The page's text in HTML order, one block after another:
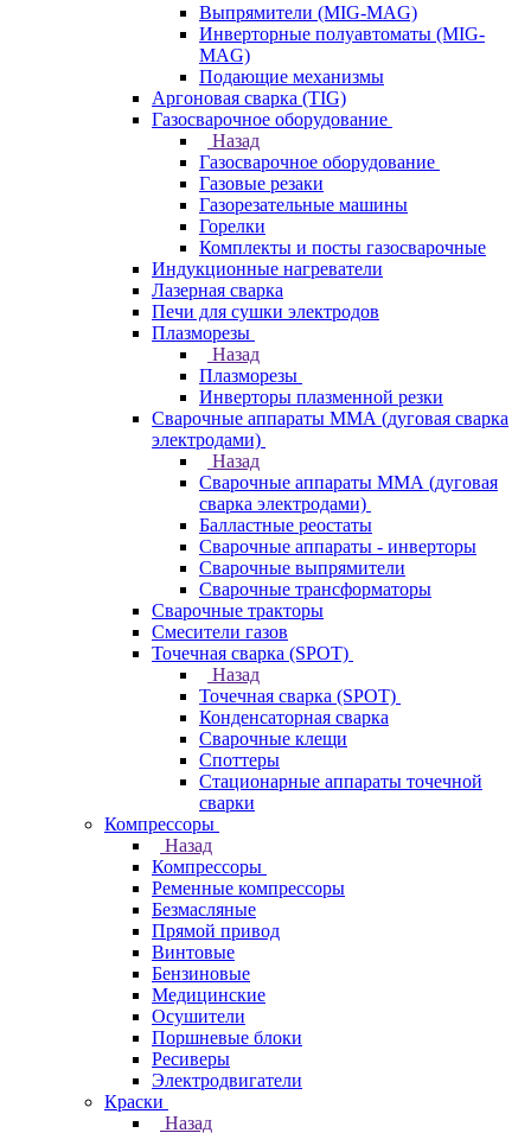
Выпрямители (MIG-MAG)
Инверторные полуавтоматы (MIG-
MAG)
Подающие механизмы
Аргоновая сварка (TIG)
Газосварочное оборудование
Назад
Газосварочное оборудование
Газовые резаки
Газорезательные машины
Горелки
Комплекты и посты газосварочные
Индукционные нагреватели
Лазерная сварка
Печи для сушки электродов
Плазморезы
Назад
Плазморезы
Инверторы плазменной резки
Сварочные аппараты ММА (дуговая сварка
электродами)
Назад
Сварочные аппараты ММА (дуговая
сварка электродами)
Балластные реостаты
Сварочные аппараты - инверторы
Сварочные выпрямители
Сварочные трансформаторы
Сварочные тракторы
Смесители газов
Точечная сварка (SPOT)
Назад
Точечная сварка (SPOT)
Конденсаторная сварка
Сварочные клещи
Споттеры
Стационарные аппараты точечной
сварки
Компрессоры
Назад
Компрессоры
Ременные компрессоры
Безмасляные
Прямой привод
Винтовые
Бензиновые
Медицинские
Осушители
Поршневые блоки
Ресиверы
Электродвигатели
Краски
Назад